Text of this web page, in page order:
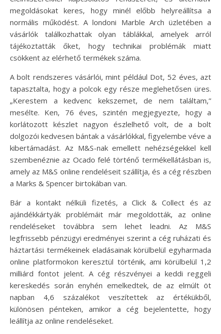
megoldásokat keres, hogy minél előbb helyreállítsa a
normális működést. A londoni Marble Arch üzletében a
vásárlók találkozhattak olyan táblákkal, amelyek arról
tájékoztatták őket, hogy technikai problémák miatt
csökkent az elérhető termékek száma.
A bolt rendszeres vásárlói, mint például Dot, 52 éves, azt
tapasztalta, hogy a polcok egy része meglehetősen üres.
„Kerestem a kedvenc kekszemet, de nem találtam,”
mesélte. Ken, 76 éves, szintén megjegyezte, hogy a
korlátozott készlet nagyon észlelhető volt, de a bolt
dolgozói kedvesen bántak a vásárlókkal, figyelembe véve a
kibertámadást. Az M&S-nak emellett nehézségekkel kell
szembenéznie az Ocado felé történő termékellátásban is,
amely az M&S online rendeléseit szállítja, és a cég részben
a Marks & Spencer birtokában van.
Bár a kontakt nélküli fizetés, a Click & Collect és az
ajándékkártyák problémáit már megoldották, az online
rendeléseket továbbra sem lehet leadni. Az M&S
legfrissebb pénzügyi eredményei szerint a cég ruházati és
háztartási termékeinek eladásainak körülbelül egyharmada
online platformokon keresztül történik, ami körülbelül 1,2
milliárd fontot jelent. A cég részvényei a keddi reggeli
kereskedés során enyhén emelkedtek, de az elmúlt öt
napban 4,6 százalékot veszítettek az értékükből,
különösen pénteken, amikor a cég bejelentette, hogy
leállítja az online rendeléseket.